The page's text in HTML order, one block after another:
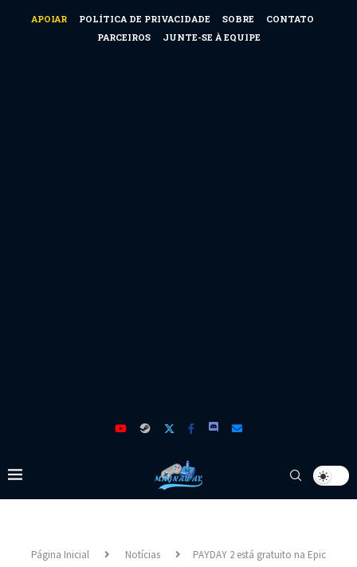
APOIAR POLÍTICA DE PRIVACIDADE SOBRE
CONTATO
PARCEIROS
JUNTE-SE À EQUIPE
Página Inicial Notícias
PAYDAY 2 está gratuito na Epic